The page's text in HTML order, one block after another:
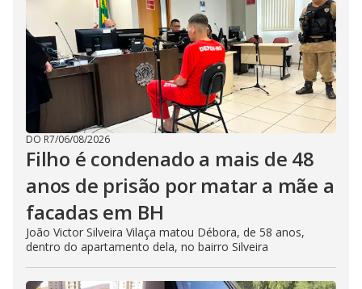
DO R7/06/08/2026
Filho é condenado a mais de 48
anos de prisão por matar a mãe a
facadas em BH
João Victor Silveira Vilaça matou Débora, de 58 anos,
dentro do apartamento dela, no bairro Silveira